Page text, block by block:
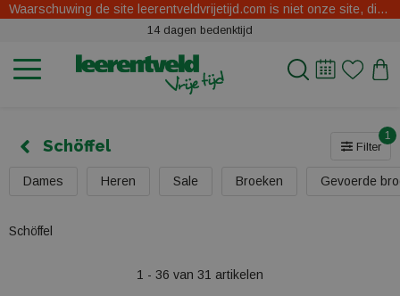
Waarschuwing de site leerentveldvrijetijd.com is niet onze site, dit zijn oplichters.
14 dagen bedenktijd
Schöffel Filter
1
Dames Heren Sale Broeken Gevoerde
Schöffel
1 - 36 van 31 artikelen